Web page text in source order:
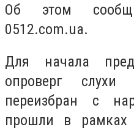
Об этом
0512.com.ua.
Для начала
опроверг
переизбран с
прошли в рамках